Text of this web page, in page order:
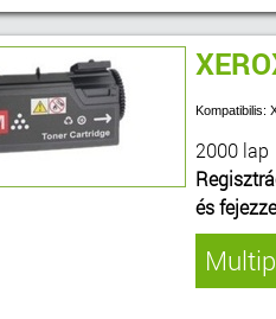
Kompatibilis:
2000 lap
és